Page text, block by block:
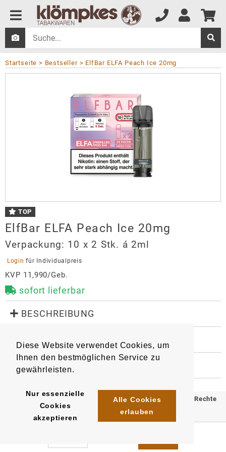
Diese Website verwendet Cookies, um
Ihnen den bestmöglichen Service zu
gewährleisten.
Nur essenzielle
Cookies
akzeptieren
Alle Cookies
erlauben
Startseite Bestseller ElfBar ELFA Peach Ice 20mg
TOP
ElfBar ELFA Peach Ice 20mg
Verpackung: 10 x 2 Stk. á 2ml
Login für Individualpreis
KVP 11,990/Geb.
sofort lieferbar
BESCHREIBUNG
Mit Kindersicherung
Artikel 9049 EAN/ Stück 6932570164087
EAN/Gebinde10:
6932570164391
EAN/Umkarton400
HERSTELLER
Importeur
InnoCigs GmbH & Co. KG
Barnerstr. 14c
system@innocigs.com
© 2025 Klömpkes Heinrich Inh. Marion Winkels e.K. Alle Rechte
vorbehalten.